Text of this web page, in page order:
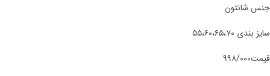
جنس شانتون
سایز بندی ۵۵،۶۰،۶۵،۷۰
قیمت۹۹۸/۰۰۰